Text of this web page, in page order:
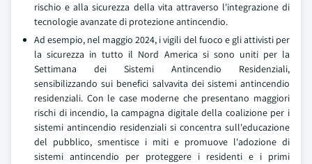
rischio e alla sicurezza della vita attraverso l'integrazione di
tecnologie avanzate di protezione antincendio.
Ad esempio, nel maggio 2024, i vigili del fuoco e gli attivisti per
la sicurezza in tutto il Nord America si sono uniti per la
Settimana dei Sistemi Antincendio Residenziali,
sensibilizzando sui benefici salvavita dei sistemi antincendio
residenziali. Con le case moderne che presentano maggiori
rischi di incendio, la campagna digitale della coalizione per i
sistemi antincendio residenziali si concentra sull'educazione
del pubblico, smentisce i miti e promuove l'adozione di
sistemi antincendio per proteggere i residenti e i primi